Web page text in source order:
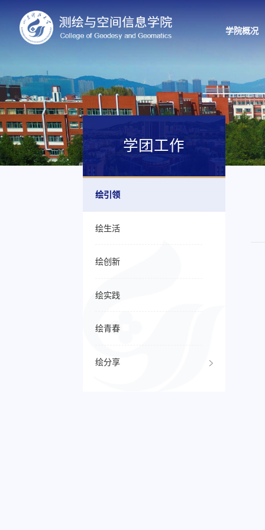
学院概况
学团工作
绘引领
绘生活
绘创新
绘实践
绘青春
绘分享